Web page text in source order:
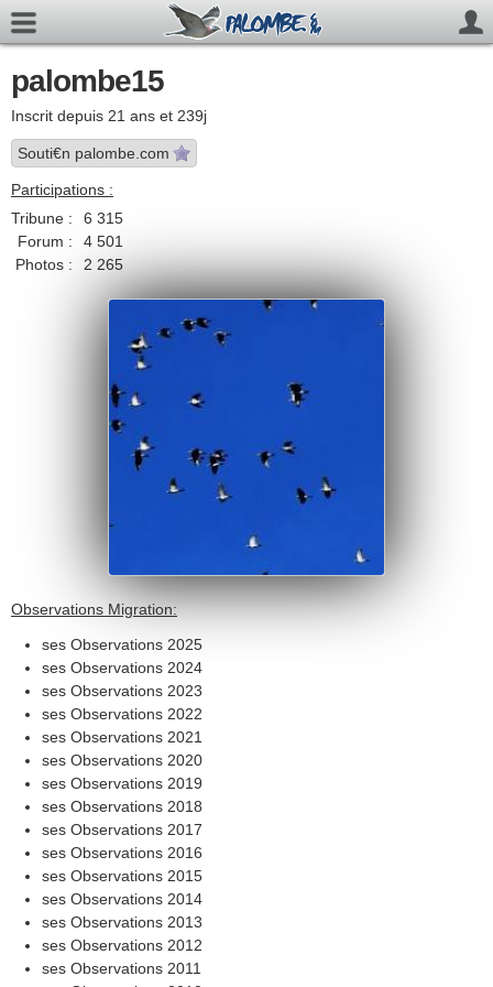
palombe15
Inscrit depuis 21 ans et 239j
Souti€n palombe.com
Participations :
Tribune :
6 315
Forum :
4 501
Photos :
2 265
Observations Migration:
ses Observations 2025
ses Observations 2024
ses Observations 2023
ses Observations 2022
ses Observations 2021
ses Observations 2020
ses Observations 2019
ses Observations 2018
ses Observations 2017
ses Observations 2016
ses Observations 2015
ses Observations 2014
ses Observations 2013
ses Observations 2012
ses Observations 2011